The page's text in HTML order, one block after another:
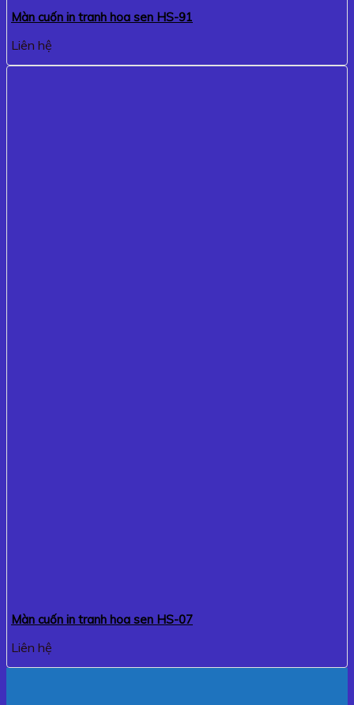
Màn cuốn in tranh hoa sen HS-91
Liên hệ
Màn cuốn in tranh hoa sen HS-07
Liên hệ